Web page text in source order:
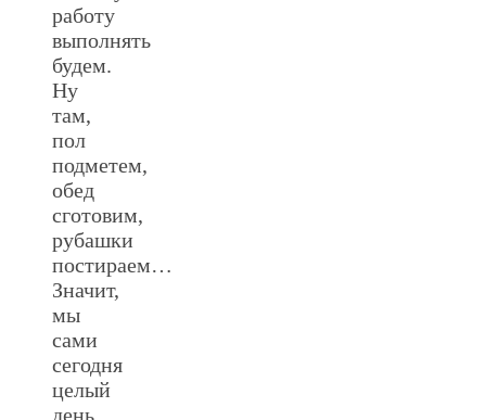
работу
выполнять
будем.
Ну
там,
пол
подметем,
обед
сготовим,
рубашки
постираем…
Значит,
мы
сами
сегодня
целый
день